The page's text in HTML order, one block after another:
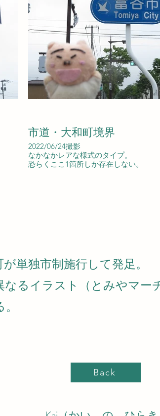
市道・大和町境界
2022/06/24撮影
なかなかレアな様式のタイプ。
恐らくここ1箇所しか存在しない。
単独市制施行して発足。
なるイラスト（とみやマー
Back